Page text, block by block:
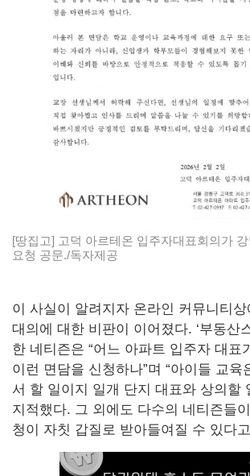
[땅집고] 고덕 아르테온 입주자대표회의가
요청 공문./독자제공
이 사실이 알려지자 온라인 커뮤니티
대의에 대한 비판이 이어졌다. ‘부동산
한 네티즌은 “어느 아파트 입주자 대표
이런 면담을 신청하나”며 “아이들 교육
서 할 일이지 일개 단지 대표와 상의할
지적했다. 그 외에도 다수의 네티즌들
청이 자칫 갑질로 받아들여질 수 있다